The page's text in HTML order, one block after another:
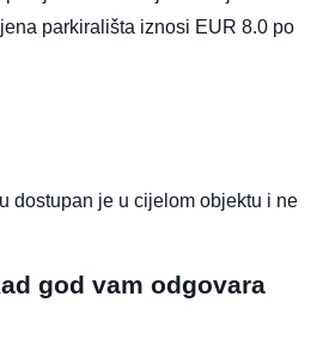
parkirališta iznosi EUR 8.0 po
dostupan je u cijelom objektu i ne
god vam odgovara